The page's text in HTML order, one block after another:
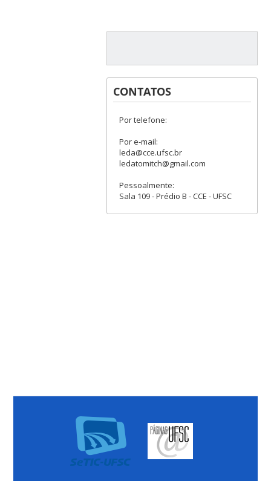
CONTATOS
Por telefone:
Por e-mail:
leda@cce.ufsc.br
ledatomitch@gmail.com
Pessoalmente:
Sala 109 - Prédio B - CCE - UFSC